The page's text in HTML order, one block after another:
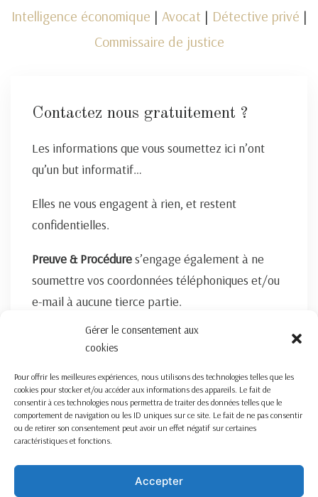
Gérer le consentement aux
cookies
Pour offrir les meilleures expériences, nous utilisons des technologies telles que les
cookies pour stocker et/ou accéder aux informations des appareils. Le fait de
consentir à ces technologies nous permettra de traiter des données telles que le
comportement de navigation ou les ID uniques sur ce site. Le fait de ne pas consentir
ou de retirer son consentement peut avoir un effet négatif sur certaines
caractéristiques et fonctions.
Accepter
Intelligence économique | Avocat | Détective privé |
Commissaire de justice
Contactez nous gratuitement ?
Les informations que vous soumettez ici n’ont
qu’un but informatif…
Elles ne vous engagent à rien, et restent
confidentielles.
Preuve & Procédures’engage également à ne
soumettre vos coordonnées téléphoniques et/ou
e-mail à aucune tierce partie.
FORMULAIRE DE CONTACT ICI
Nous travaillons sur la France entière
Mentions légales